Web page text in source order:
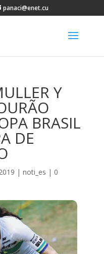
panaci@enet.cu
Y
BRASIL
DE
| noti_es | 0